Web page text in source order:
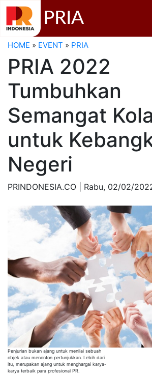
PRIA
HOME » EVENT » PRIA
PRIA 2022
Tumbuhkan
Semangat
untuk
Negeri
PRINDONESIA.CO | Rabu, 02/02/
Penjurian bukan ajang untuk menilai sebuah
objek atau menonton pertunjukkan. Lebih dari
itu, merupakan ajang untuk menghargai karya-
karya terbaik para profesional PR.